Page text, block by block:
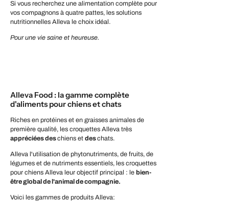
Si vous recherchez une alimentation complète pour
vos compagnons à quatre pattes, les solutions
nutritionnelles Alleva le choix idéal.
Pour une vie saine et heureuse.
Alleva Food : la gamme complète
d'aliments pour chiens et chats
Riches en protéines et en graisses animales de
première qualité, les croquettes Alleva très
appréciées deschiens et deschats.
Alleva l'utilisation de phytonutriments, de fruits, de
légumes et de nutriments essentiels, les croquettes
pour chiens Alleva leur objectif principal : le bien-
être global de l'animal de compagnie.
Voici les gammes de produits Alleva: